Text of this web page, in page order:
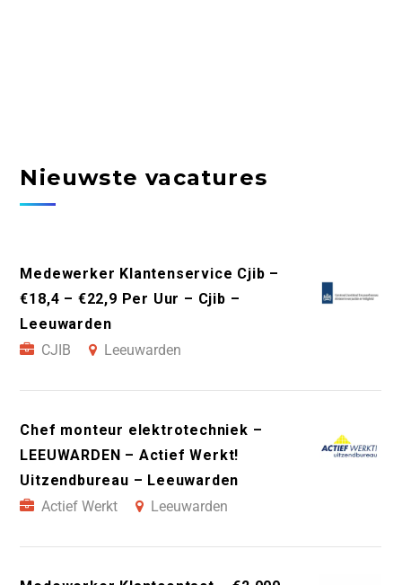
Nieuwste vacatures
Medewerker Klantenservice Cjib –
€18,4 – €22,9 Per Uur – Cjib –
Leeuwarden
CJIB
Leeuwarden
Chef monteur elektrotechniek –
LEEUWARDEN – Actief Werkt!
Uitzendbureau – Leeuwarden
Actief Werkt
Leeuwarden